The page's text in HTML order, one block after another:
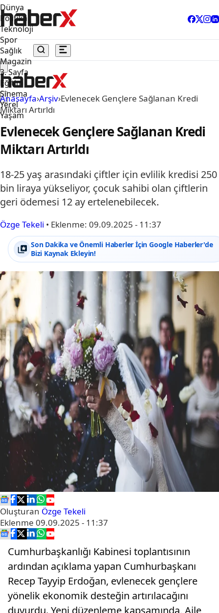
Dünya
Politika
Teknoloji
Spor
Sağlık
Magazin
3. Sayfa
Eğitim
Sinema
Yerel
Yaşam
Anasayfa›Arşiv›Evlenecek Gençlere Sağlanan Kredi
Miktarı Artırldı
Evlenecek Gençlere Sağlanan Kredi
Miktarı Artırldı
18-25 yaş arasındaki çiftler için evlilik kredisi 250
bin liraya yükseliyor, çocuk sahibi olan çiftlerin
geri ödemesi 12 ay ertelenebilecek.
Özge Tekeli • Eklenme: 09.09.2025 - 11:37
Son Dakika ve Önemli Haberler İçin Google Haberler'de
Bizi Kaynak Ekleyin!
Oluşturan Özge Tekeli
Eklenme 09.09.2025 - 11:37
Cumhurbaşkanlığı Kabinesi toplantısının
ardından açıklama yapan Cumhurbaşkanı
Recep Tayyip Erdoğan, evlenecek gençlere
yönelik ekonomik desteğin artırılacağını
duyurdu. Yeni düzenleme kapsamında, Aile